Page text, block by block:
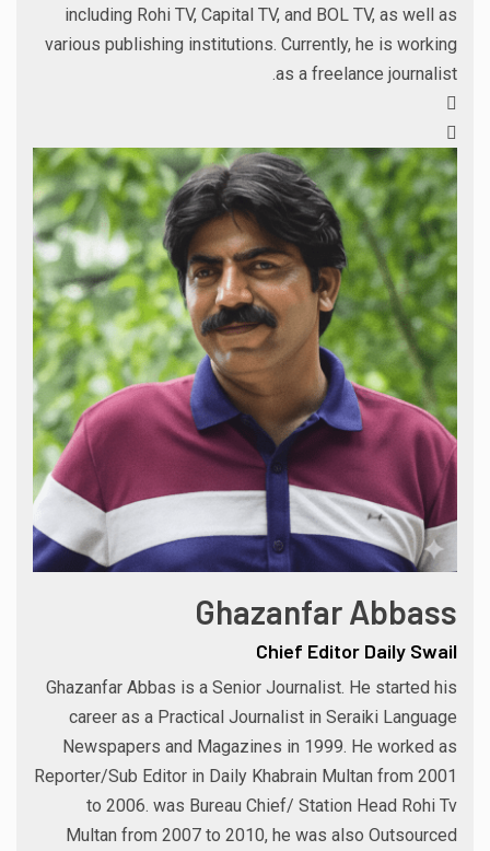
including Rohi TV, Capital TV, and BOL TV, as well as
various publishing institutions. Currently, he is working
as a freelance journalist.
Ghazanfar Abbass
Chief Editor Daily Swail
Ghazanfar Abbas is a Senior Journalist. He started his
career as a Practical Journalist in Seraiki Language
Newspapers and Magazines in 1999. He worked as
Reporter/Sub Editor in Daily Khabrain Multan from 2001
to 2006. was Bureau Chief/ Station Head Rohi Tv
Multan from 2007 to 2010, he was also Outsourced